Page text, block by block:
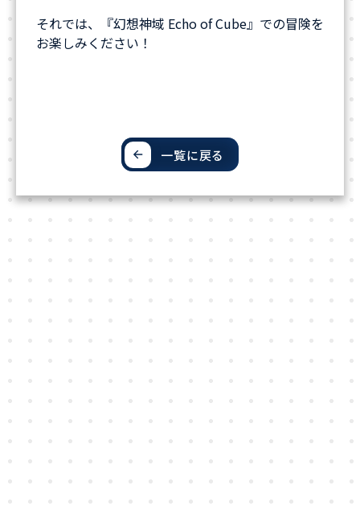
それでは、『幻想神域 Echo of Cube』での冒険を
お楽しみください！
一覧に戻る